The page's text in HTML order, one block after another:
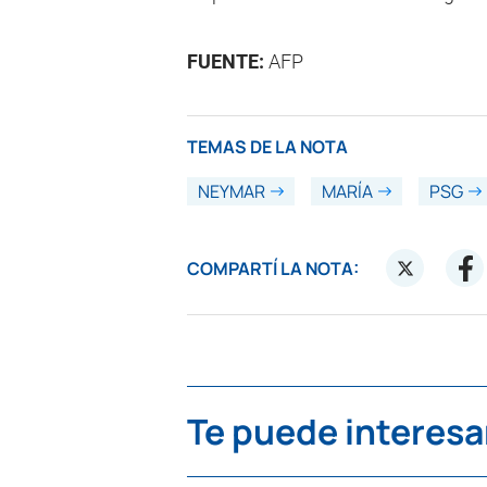
FUENTE: AFP
TEMAS DE LA NOTA
NEYMAR
MARÍA PSG
COMPARTÍ LA NOTA:
Te puede